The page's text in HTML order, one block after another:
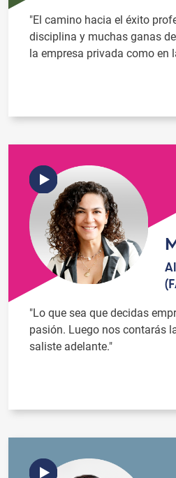
"El camino hacia el éxito
disciplina y muchas ganas
la empresa privada como en
"Lo que sea que decidas
pasión. Luego nos contarás
saliste adelante."